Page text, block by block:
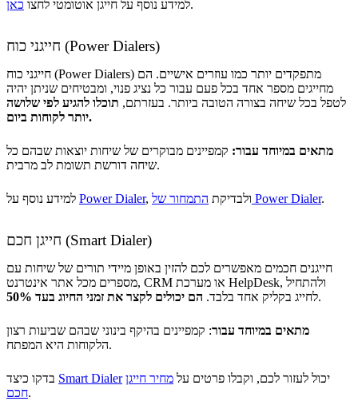
למידע נוסף על חייגן אוטומטי לחצו כאן .
חייגני כוח (Power Dialers)
חייגני כוח (Power Dialers) מתפקדים יותר כמו עוזרים אישיים. הם
מחייגים מספר אחד בכל פעם עבור כל נציג פנוי, ומבטיחים שניתן יהיה
לטפל בכל שיחה בצורה הטובה ביותר. בעזרתם, תוכלו להגיע לפי שלושה
יותר לקוחות ביום.
מתאים במיוחד עבור: קמפיינים מבוקרים של שיחות יוצאות שבהם כל
שיחה דורשת תשומת לב מרבית.
Power Dialer , ולבדיקת התמחור של Power Dialer.
חייגן חכם (Smart Dialer)
חייגנים חכמים מאפשרים לכם להזין באופן מיידי תורים של שיחות עם
מספרים מכל אתר אינטרנט, CRM או מערכת HelpDesk, ולהתחיל
לחייג בקליק אחד בלבד. הם יכולים לקצר את זמני החיוג בעד 50% .
מתאים במיוחד עבור: קמפיינים בהיקף בינוני שבהם שביעות רצון
הלקוחות היא המפתח.
Smart Dialer יכול לעזור לכם, וקבלו פרטים על מחיר חייגן
חכם.